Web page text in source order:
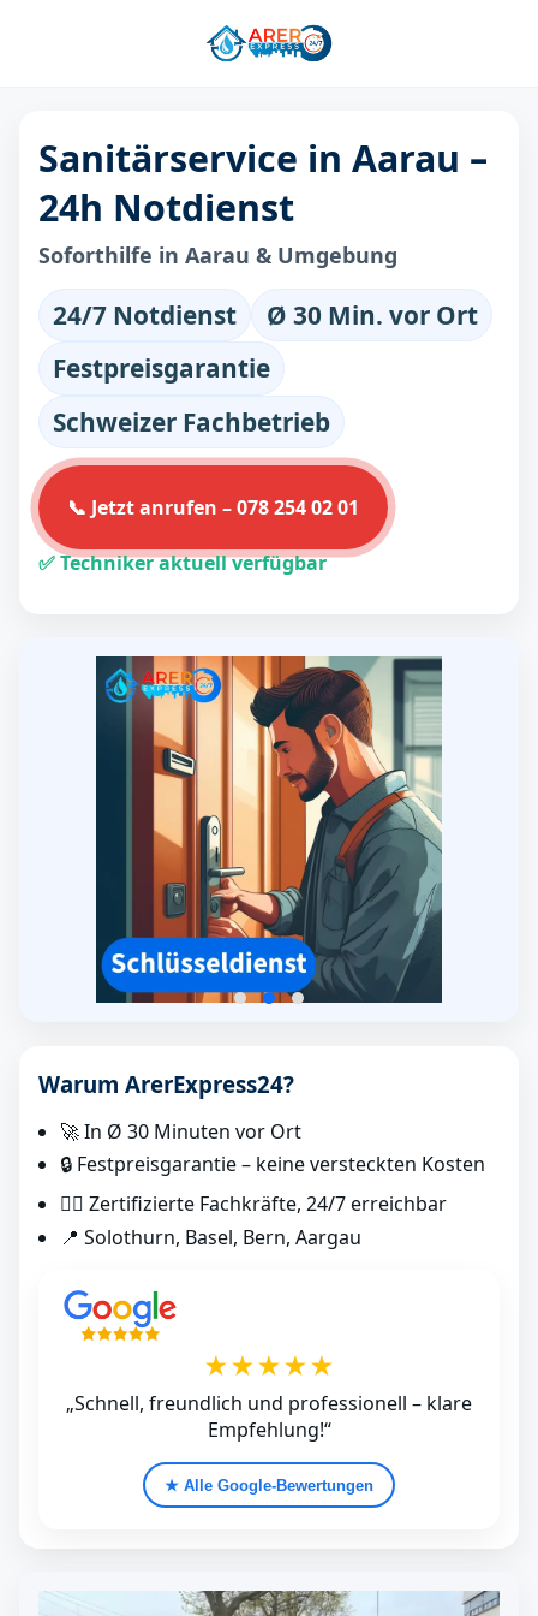
Sanitärservice in Aarau –
24h Notdienst
Soforthilfe in Aarau & Umgebung
24/7 Notdienst
Ø 30 Min. vor Ort
Festpreisgarantie
Schweizer Fachbetrieb
📞 Jetzt anrufen – 078 254 02 01
✅ Techniker aktuell verfügbar
Warum ArerExpress24?
🚀 In Ø 30 Minuten vor Ort
🔒 Festpreisgarantie – keine versteckten Kosten
👷‍♂️ Zertifizierte Fachkräfte, 24/7 erreichbar
📍 Solothurn, Basel, Bern, Aargau
★★★★★
„Schnell, freundlich und professionell – klare
Empfehlung!“
★ Alle Google‑Bewertungen